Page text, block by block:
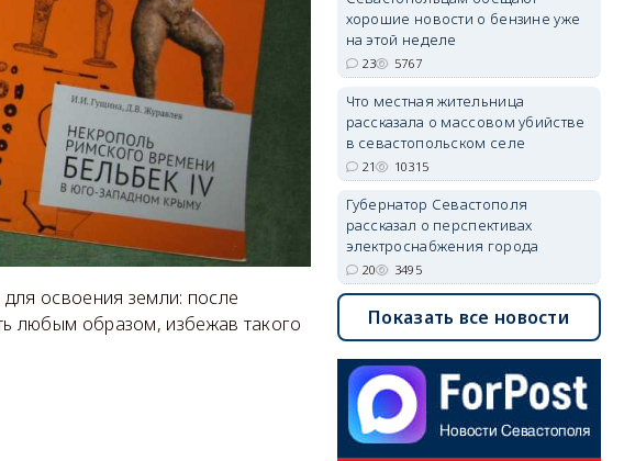
освоения земли: после
любым образом, избежав такого
хорошие новости о бензине уже
на этой неделе
23 5767
Что местная жительница
рассказала о массовом убийстве
в севастопольском селе
21 10315
Губернатор Севастополя
рассказал о перспективах
электроснабжения города
20 3495
Показать все новости